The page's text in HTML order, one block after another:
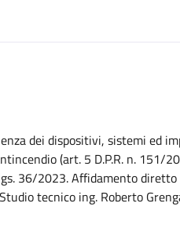
dei dispositivi, sistemi ed
(art. 5 D.P.R. n. 151/
36/2023. Affidamento
tecnico ing. Roberto